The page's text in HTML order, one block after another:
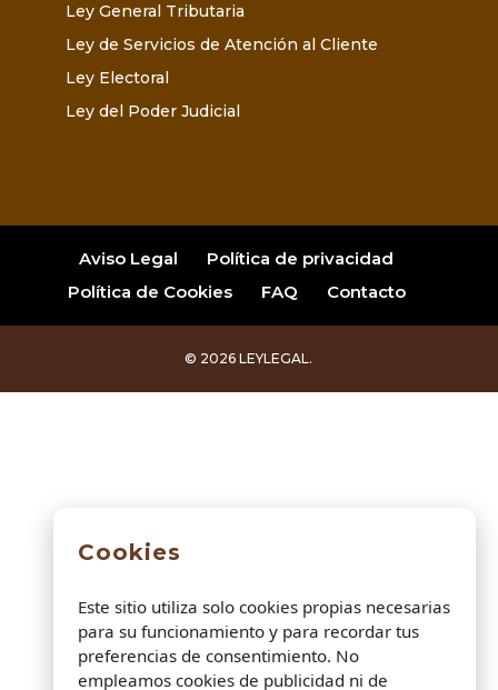
Ley General Tributaria
Ley de Servicios de Atención al Cliente
Ley Electoral
Ley del Poder Judicial
Aviso Legal
Política de privacidad
Política de Cookies
FAQ Contacto
© 2026 LEYLEGAL.
Cookies
Este sitio utiliza solo cookies propias necesarias
para su funcionamiento y para recordar tus
preferencias de consentimiento. No
empleamos cookies de publicidad ni de